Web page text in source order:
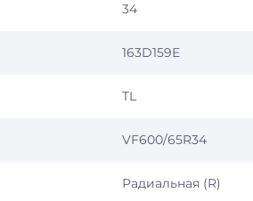
34
163D159E
TL
VF600/65R34
Радиальная (R)